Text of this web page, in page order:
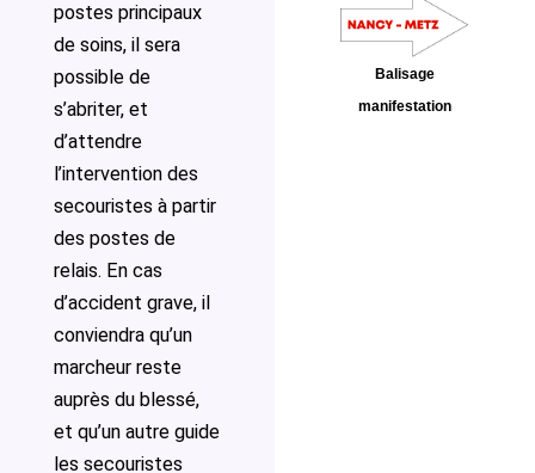
postes principaux
de soins, il sera
possible de
s’abriter, et
d’attendre
l’intervention des
secouristes à partir
des postes de
relais. En cas
d’accident grave, il
conviendra qu’un
marcheur reste
auprès du blessé,
et qu’un autre guide
les secouristes
Balisage
manifestation